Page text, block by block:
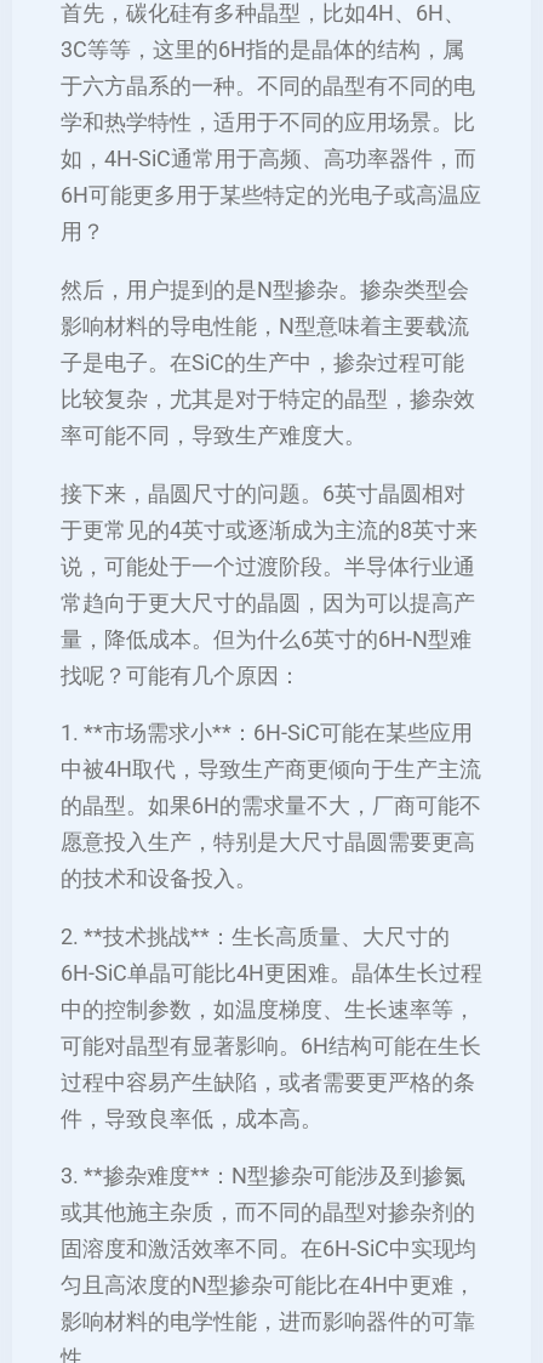
首先，碳化硅有多种晶型，比如4H、6H、
3C等等，这里的6H指的是晶体的结构，属
于六方晶系的一种。不同的晶型有不同的电
学和热学特性，适用于不同的应用场景。比
如，4H-SiC通常用于高频、高功率器件，而
6H可能更多用于某些特定的光电子或高温应
用？
然后，用户提到的是N型掺杂。掺杂类型会
影响材料的导电性能，N型意味着主要载流
子是电子。在SiC的生产中，掺杂过程可能
比较复杂，尤其是对于特定的晶型，掺杂效
率可能不同，导致生产难度大。
接下来，晶圆尺寸的问题。6英寸晶圆相对
于更常见的4英寸或逐渐成为主流的8英寸来
说，可能处于一个过渡阶段。半导体行业通
常趋向于更大尺寸的晶圆，因为可以提高产
量，降低成本。但为什么6英寸的6H-N型难
找呢？可能有几个原因：
1. **市场需求小**：6H-SiC可能在某些应用
中被4H取代，导致生产商更倾向于生产主流
的晶型。如果6H的需求量不大，厂商可能不
愿意投入生产，特别是大尺寸晶圆需要更高
的技术和设备投入。
2. **技术挑战**：生长高质量、大尺寸的
6H-SiC单晶可能比4H更困难。晶体生长过程
中的控制参数，如温度梯度、生长速率等，
可能对晶型有显著影响。6H结构可能在生长
过程中容易产生缺陷，或者需要更严格的条
件，导致良率低，成本高。
3. **掺杂难度**：N型掺杂可能涉及到掺氮
或其他施主杂质，而不同的晶型对掺杂剂的
固溶度和激活效率不同。在6H-SiC中实现均
匀且高浓度的N型掺杂可能比在4H中更难，
影响材料的电学性能，进而影响器件的可靠